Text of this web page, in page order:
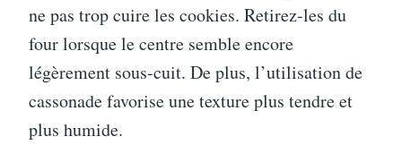
ne pas trop cuire les cookies. Retirez-les du
four lorsque le centre semble encore
légèrement sous-cuit. De plus, l’utilisation de
cassonade favorise une texture plus tendre et
plus humide.